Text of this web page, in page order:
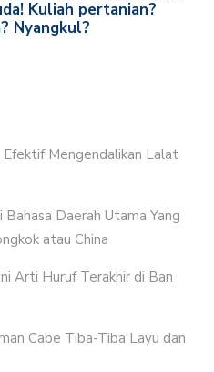
Efektif Mengendalikan Lalat
Daerah Utama Yang
atau China
Arti Huruf Terakhir di Ban
Cabe Tiba-Tiba Layu dan